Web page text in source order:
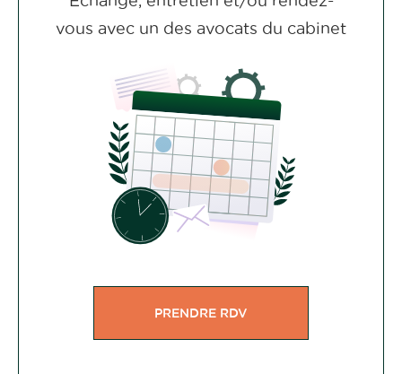
vous avec un des avocats du cabinet
PRENDRE RDV